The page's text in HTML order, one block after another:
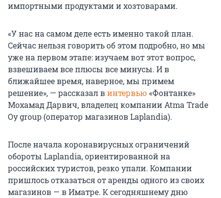
импортными продуктами и хозтоварами.
«У нас на самом деле есть именно такой план.
Сейчас нельзя говорить об этом подробно, но мы
уже на первом этапе: изучаем вот этот вопрос,
взвешиваем все плюсы все минусы. И в
ближайшее время, наверное, мы примем
решение», — рассказал винтервью «Фонтанке»
Мохамaд Дарвич, владелец компании Atma Trade
Oy group (оператор магазинов Laplandia).
После начала коронавирусных ограничений
обороты Laplandia, ориентированной на
российских туристов, резко упали. Компании
пришлось отказаться от аренды одного из своих
магазинов — в Иматре. К сегодняшнему дню